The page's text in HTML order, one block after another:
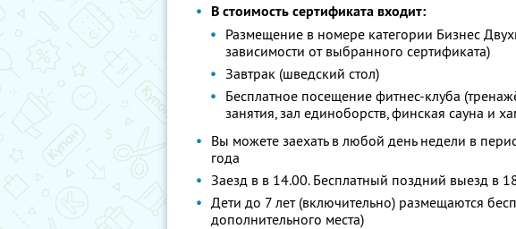
В стоимость сертификата входит:
Размещение в номере категории Бизнес
зависимости от выбранного сертификата)
Завтрак (шведский стол)
Бесплатное посещение фитнес-клуба
занятия, зал единоборств, финская сауна и
Вы можете заехать в любой день недели в
года
Заезд в в 14.00. Бесплатный поздний выезд в
Дети до 7 лет (включительно) размещаются
дополнительного места)